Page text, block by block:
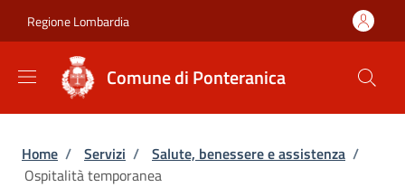
Regione Lombardia
Comune di Ponteranica
Briciole di pane
Home / Servizi / Salute, benessere e assistenza /
Ospitalità temporanea